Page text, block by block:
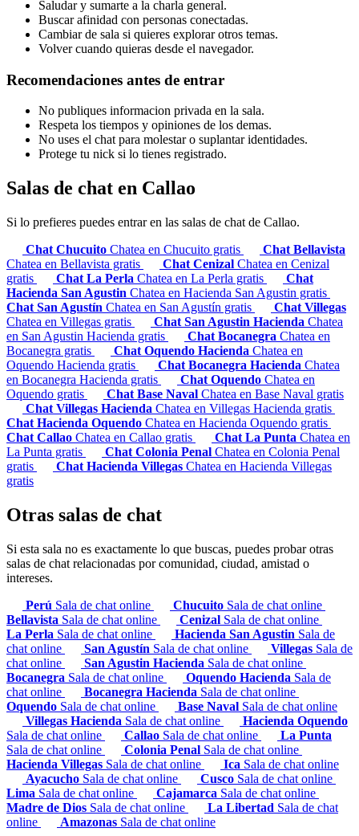
Saludar y sumarte a la charla general.
Buscar afinidad con personas conectadas.
Cambiar de sala si quieres explorar otros temas.
Volver cuando quieras desde el navegador.
Recomendaciones antes de entrar
No publiques informacion privada en la sala.
Respeta los tiempos y opiniones de los demas.
No uses el chat para molestar o suplantar identidades.
Protege tu nick si lo tienes registrado.
Salas de chat en Callao
Si lo prefieres puedes entrar en las salas de chat de Callao.
Chat Chucuito Chatea en Chucuito gratis
Chat Bellavista
Chatea en Bellavista gratis
Chat Cenizal Chatea en Cenizal
gratis
Chat La Perla Chatea en La Perla gratis
Chat
Hacienda San Agustin Chatea en Hacienda San Agustin gratis
Chat San Agustín Chatea en San Agustín gratis
Chat Villegas
Chatea en Villegas gratis
Chat San Agustin Hacienda Chatea
en San Agustin Hacienda gratis
Chat Bocanegra Chatea en
Bocanegra gratis
Chat Oquendo Hacienda Chatea en
Oquendo Hacienda gratis
Chat Bocanegra Hacienda Chatea
en Bocanegra Hacienda gratis
Chat Oquendo Chatea en
Oquendo gratis
Chat Base Naval Chatea en Base Naval gratis
Chat Villegas Hacienda Chatea en Villegas Hacienda gratis
Chat Hacienda Oquendo Chatea en Hacienda Oquendo gratis
Chat Callao Chatea en Callao gratis Chat La Punta Chatea en
La Punta gratis
Chat Colonia Penal Chatea en Colonia Penal
gratis
Chat Hacienda Villegas Chatea en Hacienda Villegas
gratis
Otras salas de chat
Si esta sala no es exactamente lo que buscas, puedes probar otras
salas de chat relacionadas por comunidad, ciudad, amistad o
intereses.
Perú Sala de chat online Chucuito Sala de chat online
Bellavista Sala de chat online Cenizal Sala de chat online
La Perla Sala de chat online Hacienda San Agustin Sala de
chat online
San Agustín Sala de chat online Villegas Sala de
chat online
San Agustin Hacienda Sala de chat online
Bocanegra Sala de chat online Oquendo Hacienda Sala de
chat online
Bocanegra Hacienda Sala de chat online
Oquendo Sala de chat online Base Naval Sala de chat online
Villegas Hacienda Sala de chat online
Hacienda Oquendo
Sala de chat online
Callao Sala de chat online
La Punta
Sala de chat online
Colonia Penal Sala de chat online
Hacienda Villegas Sala de chat online Ica Sala de chat online
Ayacucho Sala de chat online Cusco Sala de chat online
Lima Sala de chat online Cajamarca Sala de chat online
Madre de Dios Sala de chat online La Libertad Sala de chat
online
Amazonas Sala de chat online